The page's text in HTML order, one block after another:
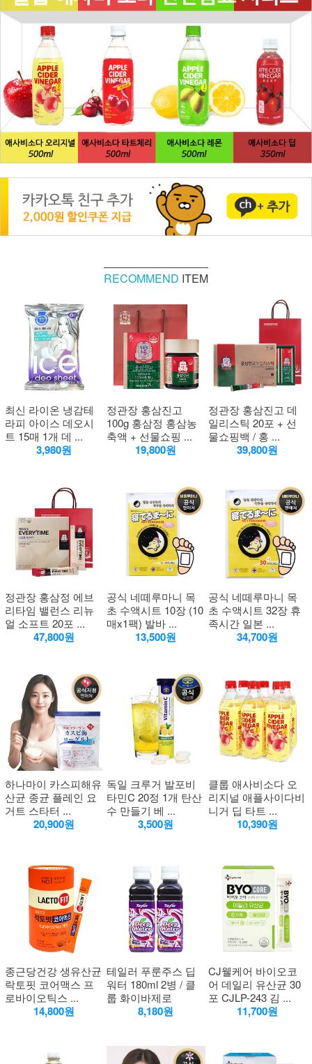
RECOMMEND ITEM
최신 라이온 냉감테
라피 아이스 데오시
트 15매 1개 데 ...
3,980원
정관장 홍삼진고
100g 홍삼정 홍삼농
축액 + 선물쇼핑 ...
19,800원
정관장 홍삼진고 데
일리스틱 20포 + 선
물쇼핑백 / 홍 ...
39,800원
정관장 홍삼정 에브
리타임 밸런스 리뉴
얼 소프트 20포 ...
47,800원
공식 네떼루마니 목
초 수액시트 10장 (10
매x1팩) 발바 ...
13,500원
공식 네떼루마니 목
초 수액시트 32장 휴
족시간 일본 ...
34,700원
하나마이 카스피해유
산균 종균 플레인 요
거트 스타터 ...
20,900원
독일 크루거 발포비
타민C 20정 1개 탄산
수 만들기 베 ...
3,500원
클룹 애사비소다 오
리지널 애플사이다비
니거 딥 타트 ...
10,390원
종근당건강 생유산균
락토핏 코어맥스 프
로바이오틱스 ...
14,800원
테일러 푸룬주스 딥
워터 180ml 2병 / 클
룹 화이바제로
8,180원
CJ웰케어 바이오코
어 데일리 유산균 30
포 CJLP-243 김 ...
11,700원